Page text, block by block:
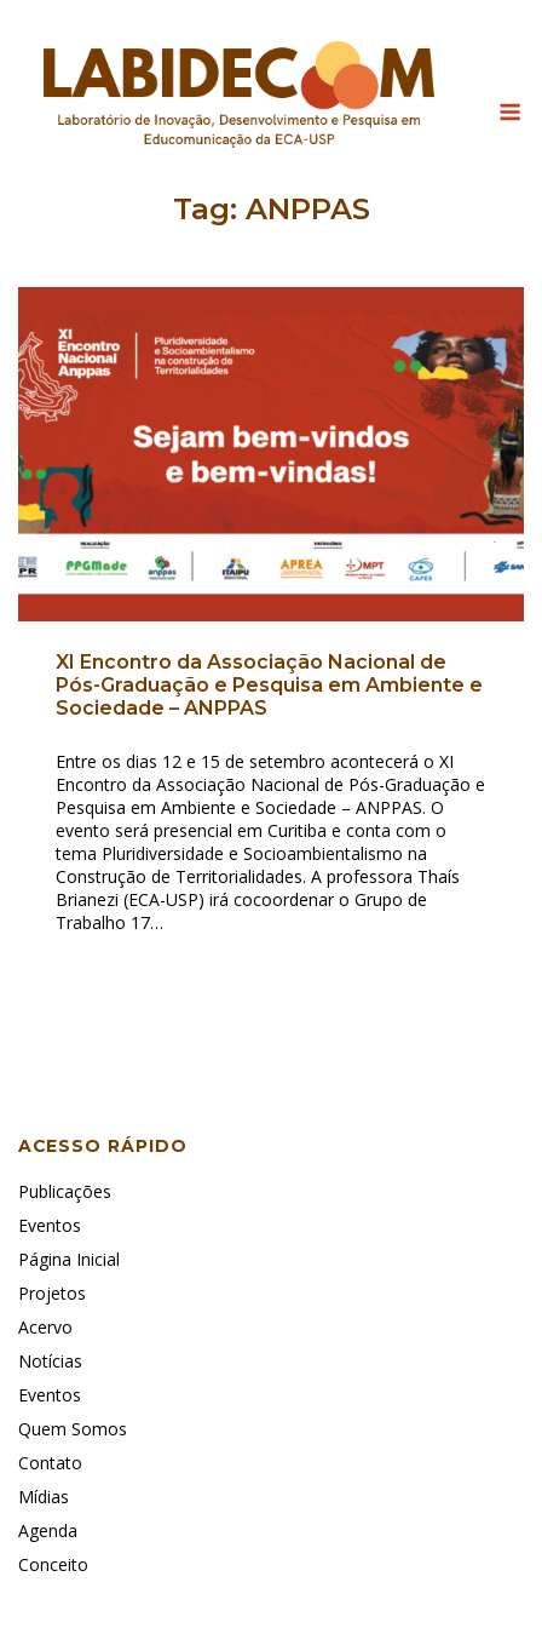
Tag: ANPPAS
XI Encontro da Associação Nacional de
Pós-Graduação e Pesquisa em Ambiente e
Sociedade – ANPPAS
Entre os dias 12 e 15 de setembro acontecerá o XI
Encontro da Associação Nacional de Pós-Graduação e
Pesquisa em Ambiente e Sociedade – ANPPAS. O
evento será presencial em Curitiba e conta com o
tema Pluridiversidade e Socioambientalismo na
Construção de Territorialidades. A professora Thaís
Brianezi (ECA-USP) irá cocoordenar o Grupo de
Trabalho 17…
ACESSO RÁPIDO
Publicações
Eventos
Página Inicial
Projetos
Acervo
Notícias
Eventos
Quem Somos
Contato
Mídias
Agenda
Conceito